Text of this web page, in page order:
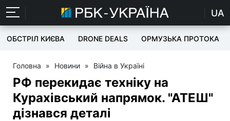
UA
ОБСТРІЛ КИЄВА DRONE DEALS ОРМУЗЬКА ПРОТОКА
Головна » Новини » Війна в Україні
РФ перекидає техніку на
Курахівський напрямок. "АТЕШ"
дізнався деталі